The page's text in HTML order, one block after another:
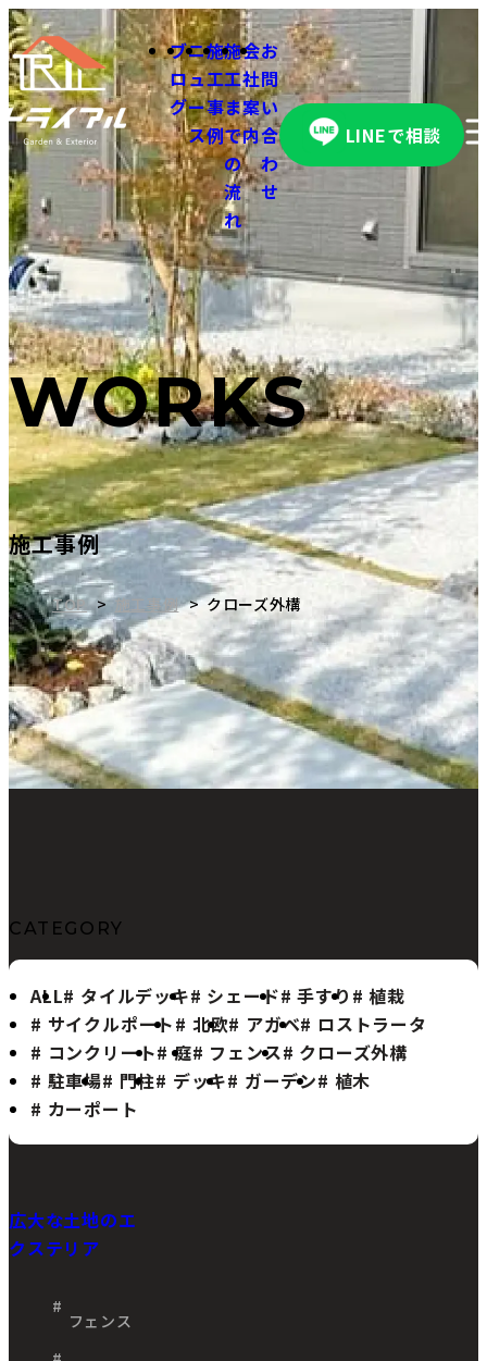
ブ
ロ
グ
ニ
ュ
ー
ス
施
工
事
例
施
工
ま
で
の
流
れ
会
社
案
内
お
問
い
合
わ
せ
LINEで相談
施工事例
WORKS
TOP 施工事例 クローズ外構
CATEGORY
ALL タイルデッキ シェード 手すり
植栽
サイクルポート
北欧 アガベ
ロストラータ
コンクリート
庭 フェンス
クローズ外構
駐車場
門柱 デッキ ガーデン
植木
カーポート
広大な土地のエ
クステリア
フェンス